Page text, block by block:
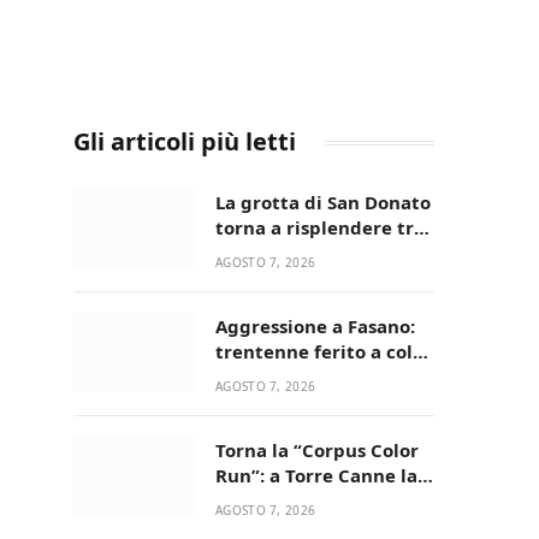
Gli articoli più letti
La grotta di San Donato
torna a risplendere tra
fede, natura e
AGOSTO 7, 2026
Aggressione a Fasano:
trentenne ferito a colpi
di pistola in casa
AGOSTO 7, 2026
Torna la “Corpus Color
Run”: a Torre Canne la
corsa più allegra e
AGOSTO 7, 2026